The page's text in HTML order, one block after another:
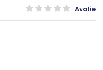
Avalie